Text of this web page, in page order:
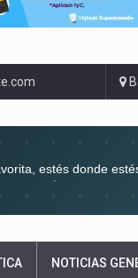
estés donde
NOTICIAS